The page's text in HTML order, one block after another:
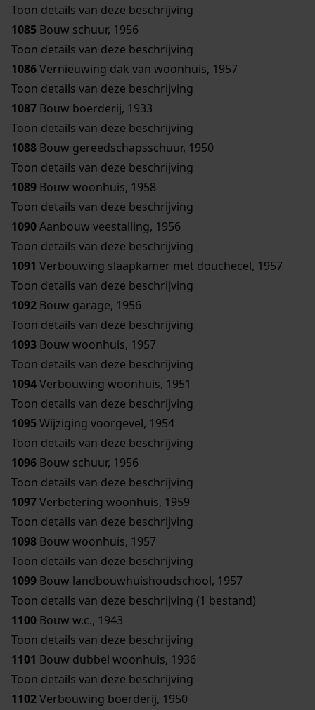
Toon details van deze beschrijving
1085 Bouw schuur, 1956
Toon details van deze beschrijving
1086Vernieuwing dak van woonhuis, 1957
Toon details van deze beschrijving
1087 Bouw boerderij, 1933
Toon details van deze beschrijving
1088 Bouw gereedschapsschuur, 1950
Toon details van deze beschrijving
1089 Bouw woonhuis, 1958
Toon details van deze beschrijving
1090Aanbouw veestalling, 1956
Toon details van deze beschrijving
1091 Verbouwing slaapkamer met douchecel, 1957
Toon details van deze beschrijving
1092 Bouw garage, 1956
Toon details van deze beschrijving
1093 Bouw woonhuis, 1957
Toon details van deze beschrijving
1094Verbouwing woonhuis, 1951
Toon details van deze beschrijving
1095Wijziging voorgevel, 1954
Toon details van deze beschrijving
1096 Bouw schuur, 1956
Toon details van deze beschrijving
1097Verbetering woonhuis, 1959
Toon details van deze beschrijving
1098 Bouw woonhuis, 1957
Toon details van deze beschrijving
1099 Bouw landbouwhuishoudschool, 1957
Toon details van deze beschrijving (1 bestand)
1100 Bouw w.c., 1943
Toon details van deze beschrijving
1101 Bouw dubbel woonhuis, 1936
Toon details van deze beschrijving
1102Verbouwing boerderij, 1950